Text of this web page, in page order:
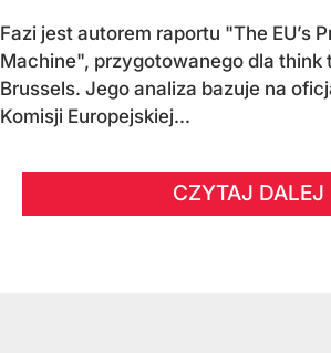
Fazi jest autorem raportu "The EU’s
Machine", przygotowanego dla think
Brussels. Jego analiza bazuje na
Komisji Europejskiej...
CZYTAJ DALEJ